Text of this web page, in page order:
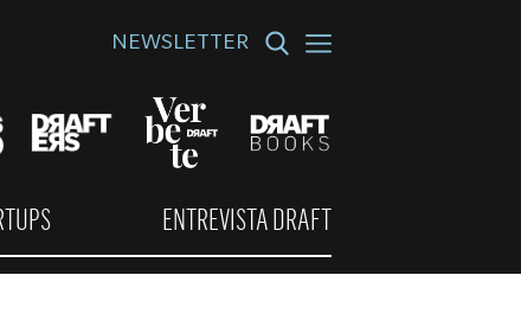
NEWSLETTER
ENTREVISTA DRAFT